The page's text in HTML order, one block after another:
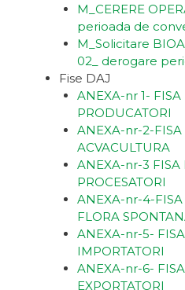
M_CERERE
perioada de
M_Solicitare
02_ derogare
Fise DAJ
ANEXA-nr 1- FISA
PRODUCATORI
ANEXA-nr-2-FISA
ACVACULTURA
ANEXA-nr-3 FISA
PROCESATORI
ANEXA-nr-4-FISA
FLORA
ANEXA-nr-5-
IMPORTATORI
ANEXA-nr-6-
EXPORTATORI